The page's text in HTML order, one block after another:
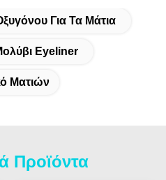
Για Τα Μάτια
Eyeliner
Ματιών
Προϊόντα